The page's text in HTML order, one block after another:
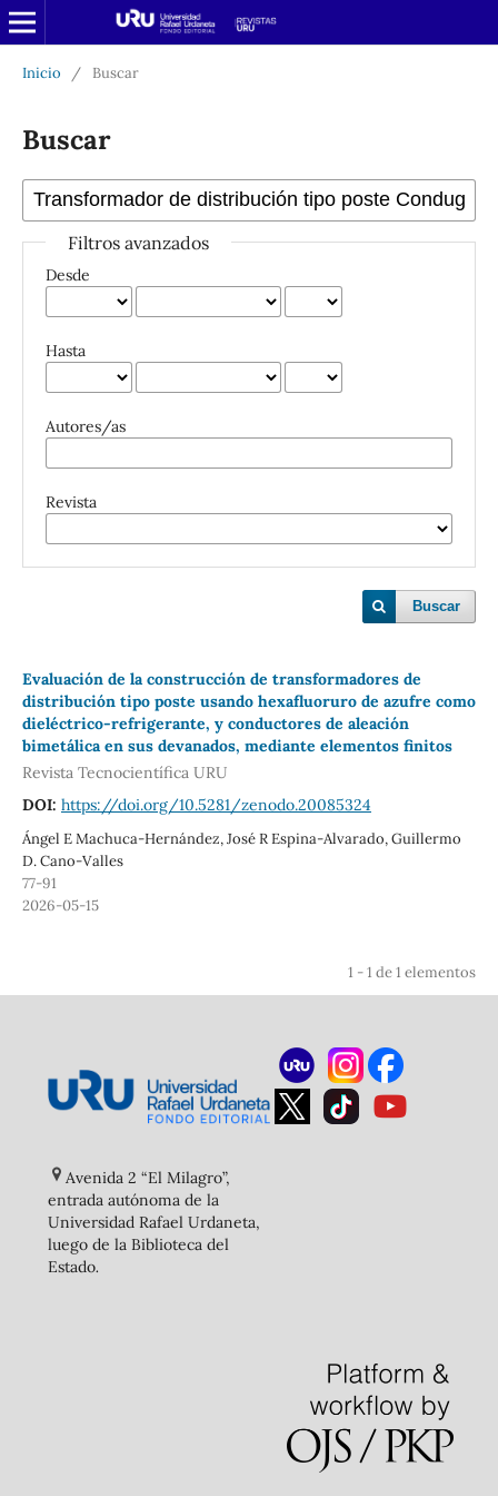
Inicio / Buscar
Buscar
Filtros avanzados
Desde
Hasta
Autores/as
Revista
Buscar
Evaluación de la construcción de transformadores de
distribución tipo poste usando hexafluoruro de azufre como
dieléctrico-refrigerante, y conductores de aleación
bimetálica en sus devanados, mediante elementos finitos
Revista Tecnocientífica URU
DOI: https://doi.org/10.5281/zenodo.20085324
Ángel E Machuca-Hernández, José R Espina-Alvarado, Guillermo
D. Cano-Valles
77-91
2026-05-15
1 - 1 de 1 elementos
Avenida 2 “El Milagro”,
entrada autónoma de la
Universidad Rafael Urdaneta,
luego de la Biblioteca del
Estado.